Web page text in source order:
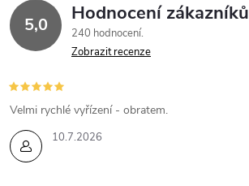
5,0 Hodnocení zákazníků
240 hodnocení
Zobrazit recenze
10.7.2026
Velmi rychlé vyřízení - obratem.